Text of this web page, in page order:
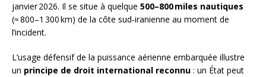
janvier 2026. Il se situe à quelque 500–800 miles nautiques
(≈ 800–1 300 km) de la côte sud‑iranienne au moment de
l’incident.
L’usage défensif de la puissance aérienne embarquée illustre
un principe de droit international reconnu : un État peut